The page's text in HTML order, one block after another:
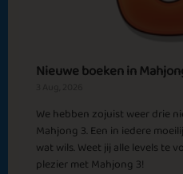
Megadog 2
Autumn Fashion
Nieuwe boeken in
We hebben zojuist weer drie
Mahjong 3. Een in iedere
wat wils. Weet jij alle levels te
plezier met Mahjong 3!